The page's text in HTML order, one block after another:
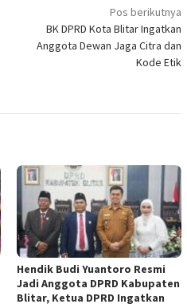
Pos berikutnya
BK DPRD Kota Blitar Ingatkan
Anggota Dewan Jaga Citra dan
Kode Etik
Hendik Budi Yuantoro Resmi
Jadi Anggota DPRD Kabupaten
Blitar, Ketua DPRD Ingatkan